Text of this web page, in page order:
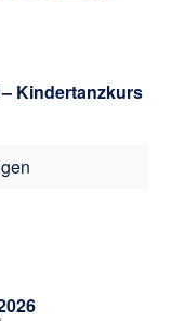
Kindertanzkurs